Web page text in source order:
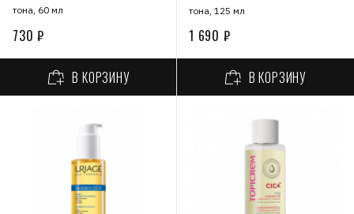
тона, 60 мл
730 ₽
В КОРЗИНУ
тона, 125 мл
1 690 ₽
В КОРЗИНУ